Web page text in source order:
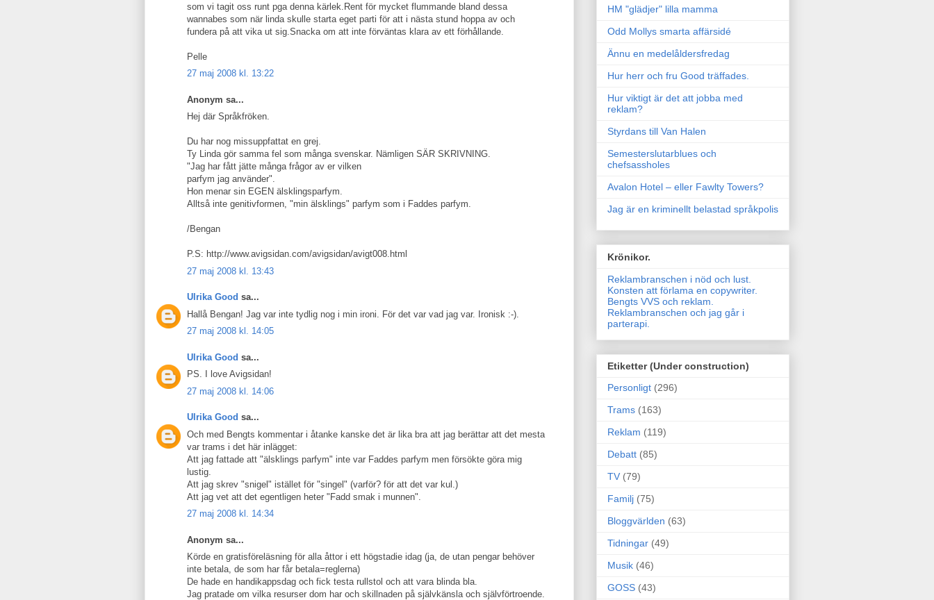
som vi tagit oss runt pga denna kärlek.Rent för mycket flummande bland dessa
wannabes som när linda skulle starta eget parti för att i nästa stund hoppa av och
fundera på att vika ut sig.Snacka om att inte förväntas klara av ett förhållande.
Pelle
27 maj 2008 kl. 13:22
Anonym sa...
Hej där Språkfröken.
Du har nog missuppfattat en grej.
Ty Linda gör samma fel som många svenskar. Nämligen SÄR SKRIVNING.
"Jag har fått jätte många frågor av er vilken
parfym jag använder".
Hon menar sin EGEN älsklingsparfym.
Alltså inte genitivformen, "min älsklings" parfym som i Faddes parfym.
/Bengan
P.S: http://www.avigsidan.com/avigsidan/avigt008.html
27 maj 2008 kl. 13:43
Ulrika Good sa...
Hallå Bengan! Jag var inte tydlig nog i min ironi. För det var vad jag var. Ironisk :-).
27 maj 2008 kl. 14:05
Ulrika Good sa...
PS. I love Avigsidan!
27 maj 2008 kl. 14:06
Ulrika Good sa...
Och med Bengts kommentar i åtanke kanske det är lika bra att jag berättar att det mesta
var trams i det här inlägget:
Att jag fattade att "älsklings parfym" inte var Faddes parfym men försökte göra mig
lustig.
Att jag skrev "snigel" istället för "singel" (varför? för att det var kul.)
Att jag vet att det egentligen heter "Fadd smak i munnen".
27 maj 2008 kl. 14:34
Anonym sa...
Körde en gratisföreläsning för alla åttor i ett högstadie idag (ja, de utan pengar behöver
inte betala, de som har får betala=reglerna)
De hade en handikappsdag och fick testa rullstol och att vara blinda bla.
Jag pratade om vilka resurser dom har och skillnaden på självkänsla och självförtroende.
HM "glädjer" lilla mamma
Odd Mollys smarta affärsidé
Ännu en medelåldersfredag
Hur herr och fru Good träffades.
Hur viktigt är det att jobba med
reklam?
Styrdans till Van Halen
Semesterslutarblues och
chefsassholes
Avalon Hotel – eller Fawlty Towers?
Jag är en kriminellt belastad språkpolis
Krönikor.
Reklambranschen i nöd och lust.
Konsten att förlama en copywriter.
Bengts VVS och reklam.
Reklambranschen och jag går i
parterapi.
Etiketter (Under construction)
Personligt (296)
Trams (163)
Reklam (119)
Debatt (85)
TV (79)
Familj (75)
Bloggvärlden (63)
Tidningar (49)
Musik (46)
GOSS (43)